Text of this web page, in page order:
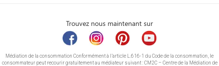
Trouvez nous maintenant sur
Médiation de la consommation Conformément à l’article L.616-1 du Code de la consommation, le
consommateur peut recourir gratuitement au médiateur suivant : CM2C – Centre de la Médiation de